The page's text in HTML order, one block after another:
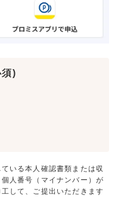
須)
いる本人確認書類または収
人番号（マイナンバー）が
して、ご提出いただきます